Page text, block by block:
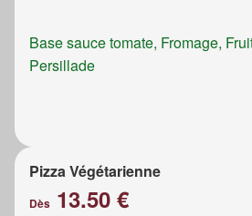
Base sauce tomate, Fromage,
Persillade
Pizza Végétarienne
Dès 13.50 €